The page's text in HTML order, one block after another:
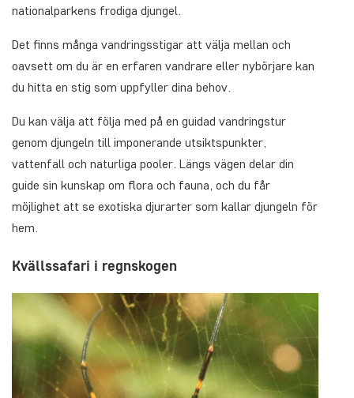
nationalparkens frodiga djungel.
Det finns många vandringsstigar att välja mellan och
oavsett om du är en erfaren vandrare eller nybörjare kan
du hitta en stig som uppfyller dina behov.
Du kan välja att följa med på en guidad vandringstur
genom djungeln till imponerande utsiktspunkter,
vattenfall och naturliga pooler. Längs vägen delar din
guide sin kunskap om flora och fauna, och du får
möjlighet att se exotiska djurarter som kallar djungeln för
hem.
Kvällssafari i regnskogen